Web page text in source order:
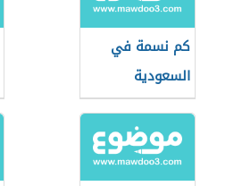
كم نسمة في
السعودية